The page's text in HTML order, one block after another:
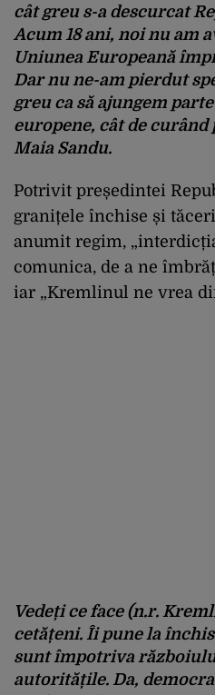
cât greu s-a descurcat
Acum 18 ani, noi nu am
Uniunea Europeană
Dar nu ne-am pierdut
greu ca să ajungem
europene, cât de
Maia Sandu.
Potrivit președintei
granițele închise și
anumit regim,
comunica, de a ne
iar „Kremlinul ne vrea
Vedeți ce face (n.r.
cetățeni. Îi pune la
sunt împotriva
autoritățile. Da,